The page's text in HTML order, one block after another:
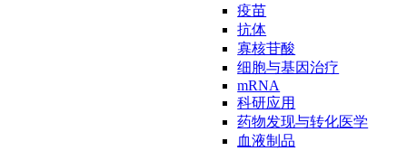
疫苗
抗体
寡核苷酸
细胞与基因治疗
mRNA
科研应用
药物发现与转化医学
血液制品